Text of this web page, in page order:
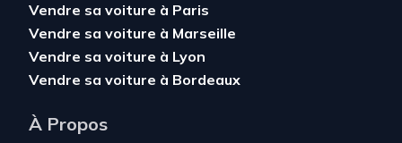
Vendre sa voiture à Paris
Vendre sa voiture à Marseille
Vendre sa voiture à Lyon
Vendre sa voiture à Bordeaux
À Propos